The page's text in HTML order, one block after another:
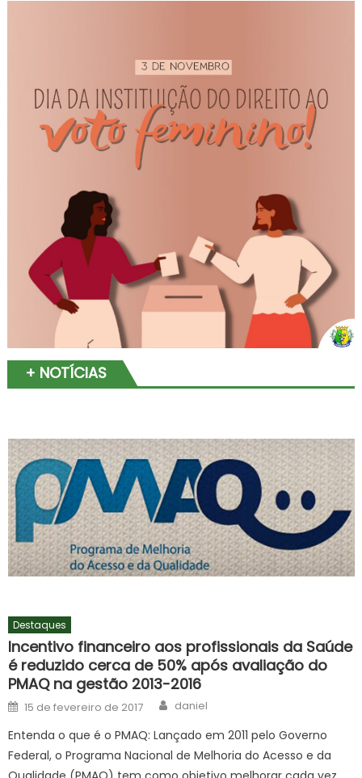
+ NOTÍCIAS
Destaques
Incentivo financeiro aos profissionais da Saúde
é reduzido cerca de 50% após avaliação do
PMAQ na gestão 2013-2016
Posted
on
15 de fevereiro de 2017 Author
daniel
Entenda o que é o PMAQ: Lançado em 2011 pelo Governo
Federal, o Programa Nacional de Melhoria do Acesso e da